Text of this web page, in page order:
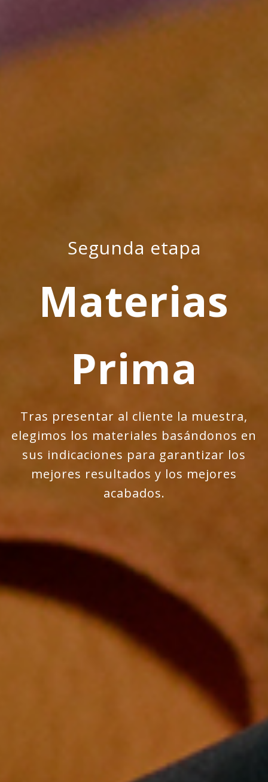
Segunda etapa
Materias
Prima
Tras presentar al cliente la muestra,
elegimos los materiales basándonos en
sus indicaciones para garantizar los
mejores resultados y los mejores
acabados.